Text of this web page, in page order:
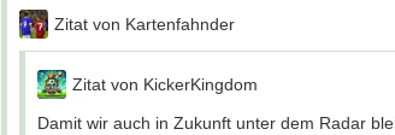
Zitat von Kartenfahnder
Zitat von KickerKingdom
Damit wir auch in Zukunft unter dem Radar